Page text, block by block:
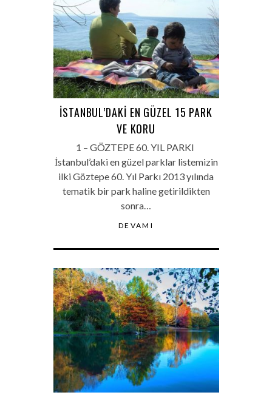
İSTANBUL’DAKI EN GÜZEL 15 PARK
VE KORU
1 – GÖZTEPE 60. YIL PARKI
İstanbul’daki en güzel parklar listemizin
ilki Göztepe 60. Yıl Parkı 2013 yılında
tematik bir park haline getirildikten
sonra…
DEVAMI